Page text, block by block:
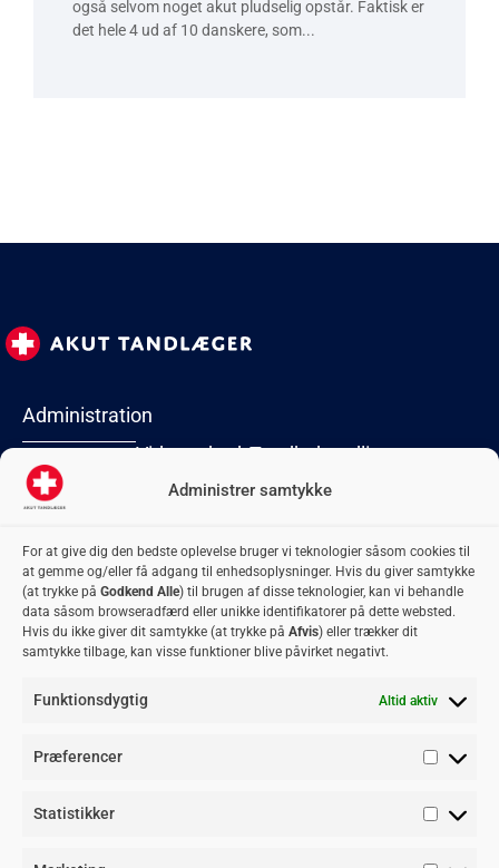
Administrer samtykke
For at give dig den bedste oplevelse bruger vi teknologier såsom cookies til
at gemme og/eller få adgang til enhedsoplysninger. Hvis du giver samtykke
(at trykke på Godkend Alle) til brugen af disse teknologier, kan vi behandle
data såsom browseradfærd eller unikke identifikatorer på dette websted.
Hvis du ikke giver dit samtykke (at trykke på Afvis) eller trækker dit
samtykke tilbage, kan visse funktioner blive påvirket negativt.
Funktionsdygtig Altid aktiv
Præferencer
Statistikker
også selvom noget akut pludselig opstår. Faktisk er
det hele 4 ud af 10 danskere, som...
Administration
Lyngby Torv 2
2800 Kongens
Lyngby
74
adm@akuttandlaeger.dk
Virksomhed
Forside
Om os
Privatlivspolitik
Samarbejdsklinikker
Bliv
samarbejdspartner
Tandbehandlinger
Akut
Flækket tand
Fyldninger
Plomber
Retainer
Rodbehandling
Tandbyld
Tandkrone
Tandregulering
Visdomstænder
tandlæge
munden
Tandlægevagten